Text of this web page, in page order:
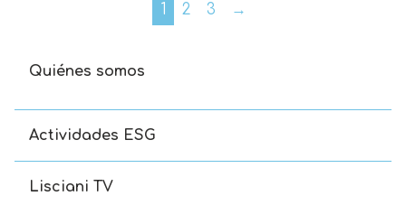
1 2 3 →
Quiénes somos
Actividades ESG
Lisciani TV